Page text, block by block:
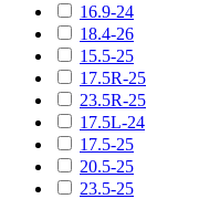
16.9-24
18.4-26
15.5-25
17.5R-25
23.5R-25
17.5L-24
17.5-25
20.5-25
23.5-25